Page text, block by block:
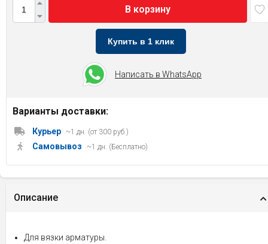
В корзину
Купить в 1 клик
Написать в WhatsApp
Варианты доставки:
Курьер ~1 дн. (от 300 руб.)
Самовывоз ~1 дн. (Бесплатно)
Описание
Для вязки арматуры.